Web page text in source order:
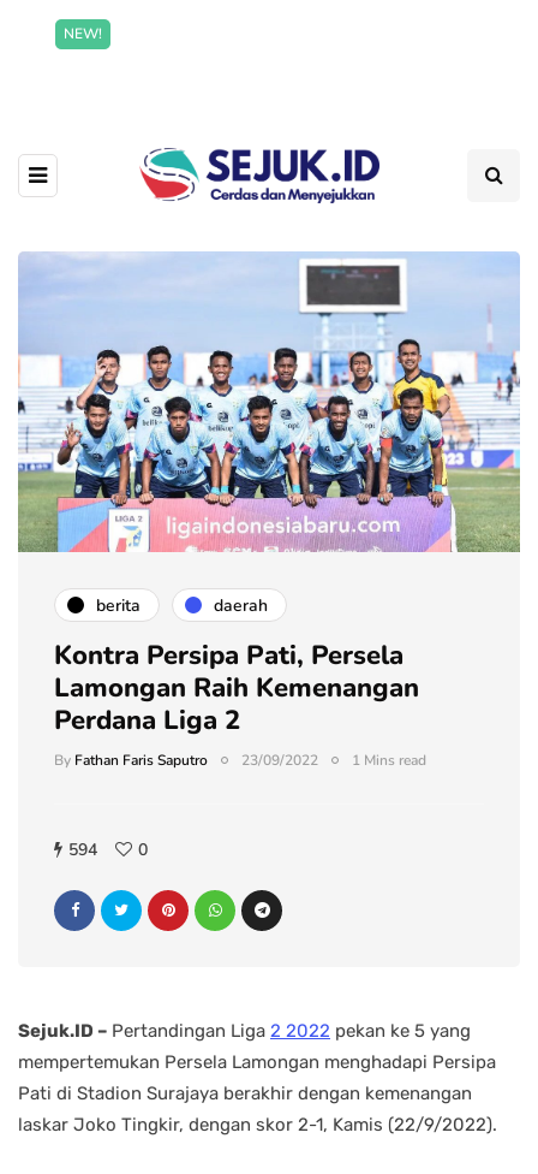
NEW!
berita daerah
Kontra Persipa Pati, Persela
Lamongan Raih Kemenangan
Perdana Liga 2
By Fathan Faris Saputro 23/09/2022 1 Mins read
594 0
Sejuk.ID – Pertandingan Liga 2 2022 pekan ke 5 yang
mempertemukan Persela Lamongan menghadapi Persipa
Pati di Stadion Surajaya berakhir dengan kemenangan
laskar Joko Tingkir, dengan skor 2-1, Kamis (22/9/2022).